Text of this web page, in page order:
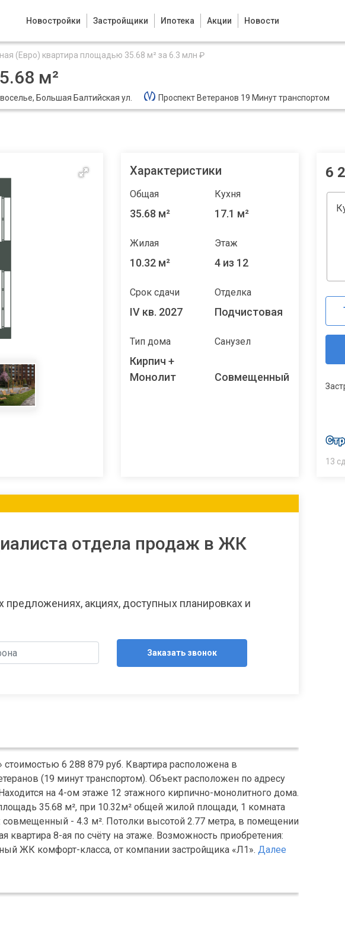
Новостройки Застройщики Ипотека Акции Новости
(Евро) квартира площадью 35.68 м² за 6.3 млн ₽
м²
Большая Балтийская ул. Проспект Ветеранов 19 Минут транспортом
Характеристики
Общая
35.68 м²
Кухня
17.1 м²
Жилая
10.32 м²
Этаж
4 из 12
Срок сдачи
IV кв. 2027
Отделка
Подчистовая
Тип дома
Кирпич +
Монолит
Санузел
Совмещенный
6
13
отдела продаж в ЖК
предложениях, акциях, доступных планировках и
Заказать звонок
6 288 879 руб. Квартира расположена в
(19 минут транспортом). Объект расположен по адресу
на 4-ом этаже 12 этажного кирпично-монолитного дома.
35.68 м², при 10.32м² общей жилой площади, 1 комната
- 4.3 м². Потолки высотой 2.77 метра, в помещении
квартира 8-ая по счёту на этаже. Возможность приобретения:
ЖК комфорт-класса, от компании застройщика «Л1». Далее